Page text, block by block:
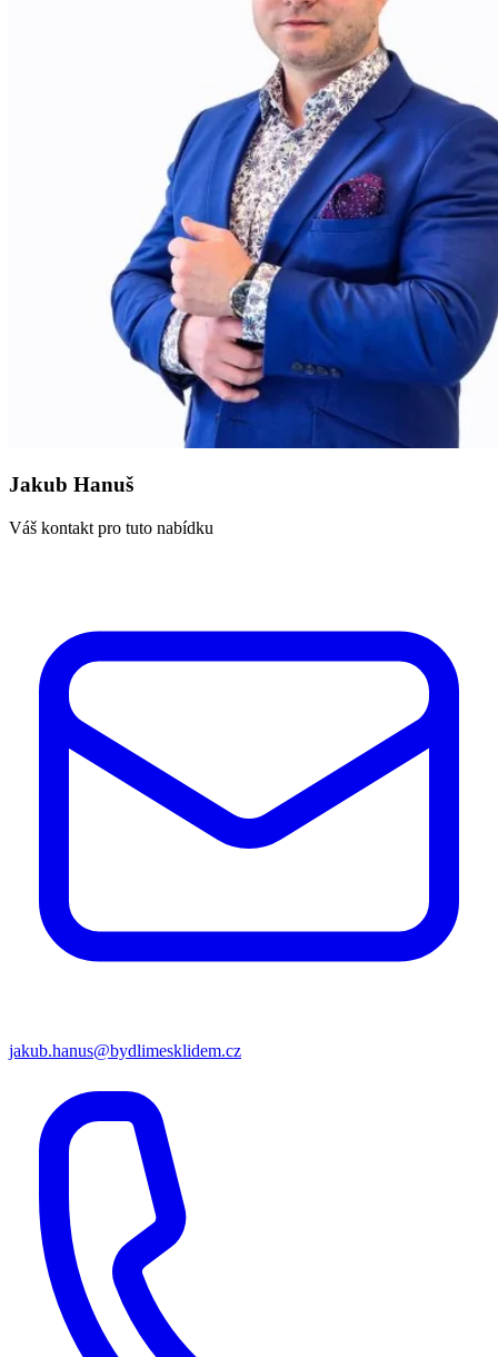
Jakub Hanuš
Váš kontakt pro tuto nabídku
jakub.hanus@bydlimesklidem.cz